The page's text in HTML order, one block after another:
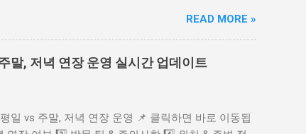
을 수 있고, 티켓 수수료까지 1,000원 추가 할인됩니다.
회원권을 구매한 후, 삼성 라이온즈 홈페이지나 앱에
는 다음과 같아요: 모집 기간 확인 (2025년 2월 예정)
삼성 라이온즈 홈페이지나 앱에서 "블루 회원가
양해질 가능성이 있어요. 2025 모집 일정 예상 2025
READ MORE »
말, 저녁 연장 운영 실시간 업데이트
일 vs 주말, 저녁 연장 운영 📌 클릭하면 바로 이동됩